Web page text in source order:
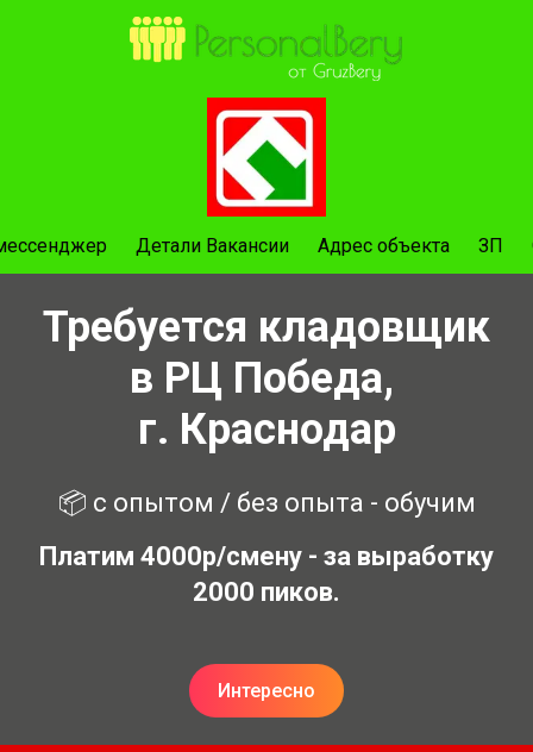
Детали Вакансии Адрес объекта ЗП
Требуется кладовщик
в РЦ Победа,
г. Краснодар
📦 с опытом / без опыта - обучим
Платим 4000р/смену - за выработку
2000 пиков.
Интересно